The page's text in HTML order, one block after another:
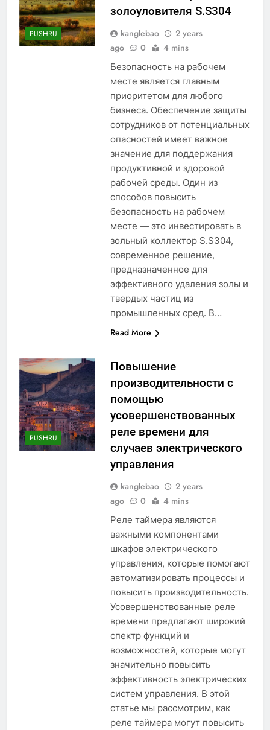
PUSHRU
золоуловителя S.S304
kanglebao
2 years
ago
0 4 mins
Безопасность на рабочем
месте является главным
приоритетом для любого
бизнеса. Обеспечение защиты
сотрудников от потенциальных
опасностей имеет важное
значение для поддержания
продуктивной и здоровой
рабочей среды. Один из
способов повысить
безопасность на рабочем
месте — это инвестировать в
зольный коллектор S.S304,
современное решение,
предназначенное для
эффективного удаления золы и
твердых частиц из
промышленных сред. В…
Read More
PUSHRU
Повышение
производительности с
помощью
усовершенствованных
реле времени для
случаев электрического
управления
kanglebao
2 years
ago
0 4 mins
Реле таймера являются
важными компонентами
шкафов электрического
управления, которые помогают
автоматизировать процессы и
повысить производительность.
Усовершенствованные реле
времени предлагают широкий
спектр функций и
возможностей, которые могут
значительно повысить
эффективность электрических
систем управления. В этой
статье мы рассмотрим, как
реле таймера могут повысить